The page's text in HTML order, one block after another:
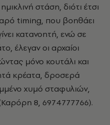
στάση, διότι έτσι
timing, που βοηθάει
κατανοητή, ενώ σε
έλεγαν οι αρχαίοι
μόνο κουτάλι και
κρέατα, δροσερά
χυμό σταφυλιών,
8, 6974777766).